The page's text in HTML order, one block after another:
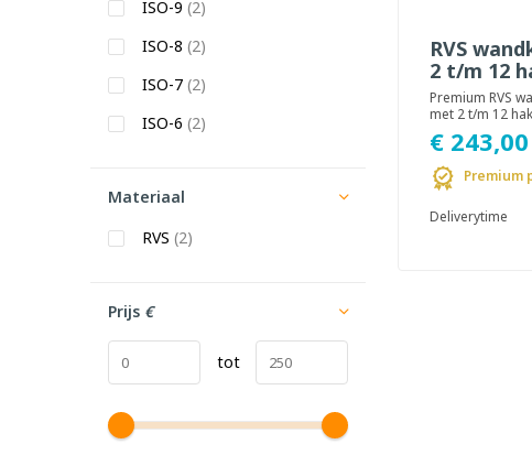
RVS
2 t/m 12
Premium RVS
met 2 t/m 12
ontworpen voor
hoogwaardige
omgevinge...
€ 243,00
Premium
Deliverytime
ISO-9 (2)
ISO-8 (2)
ISO-7 (2)
ISO-6 (2)
Materiaal
RVS (2)
Prijs €
tot